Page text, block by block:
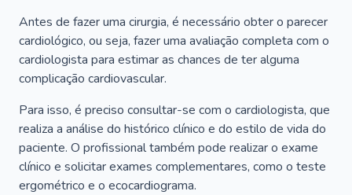
Antes de fazer uma cirurgia, é necessário obter o parecer
cardiológico, ou seja, fazer uma avaliação completa com o
cardiologista para estimar as chances de ter alguma
complicação cardiovascular.
Para isso, é preciso consultar-se com o cardiologista, que
realiza a análise do histórico clínico e do estilo de vida do
paciente. O profissional também pode realizar o exame
clínico e solicitar exames complementares, como o teste
ergométrico e o ecocardiograma.